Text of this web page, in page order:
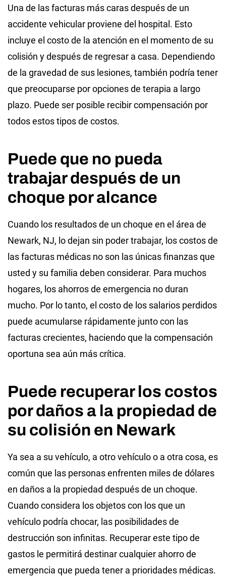
Una de las facturas más caras después de un
accidente vehicular proviene del hospital. Esto
incluye el costo de la atención en el momento de su
colisión y después de regresar a casa. Dependiendo
de la gravedad de sus lesiones, también podría tener
que preocuparse por opciones de terapia a largo
plazo. Puede ser posible recibir compensación por
todos estos tipos de costos.
Puede que no pueda
trabajar después de un
choque por alcance
Cuando los resultados de un choque en el área de
Newark, NJ, lo dejan sin poder trabajar, los costos de
las facturas médicas no son las únicas finanzas que
usted y su familia deben considerar. Para muchos
hogares, los ahorros de emergencia no duran
mucho. Por lo tanto, el costo de los salarios perdidos
puede acumularse rápidamente junto con las
facturas crecientes, haciendo que la compensación
oportuna sea aún más crítica.
Puede recuperar los costos
por daños a la propiedad de
su colisión en Newark
Ya sea a su vehículo, a otro vehículo o a otra cosa, es
común que las personas enfrenten miles de dólares
en daños a la propiedad después de un choque.
Cuando considera los objetos con los que un
vehículo podría chocar, las posibilidades de
destrucción son infinitas. Recuperar este tipo de
gastos le permitirá destinar cualquier ahorro de
emergencia que pueda tener a prioridades médicas.